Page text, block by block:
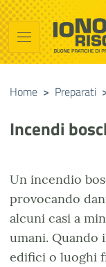
Vai al contenuto
Raggiungi il piè di
Io non
Buone
Home > Preparati
Incendi
Un incendio
provocando
alcuni casi a
umani. Quando
edifici o luoghi